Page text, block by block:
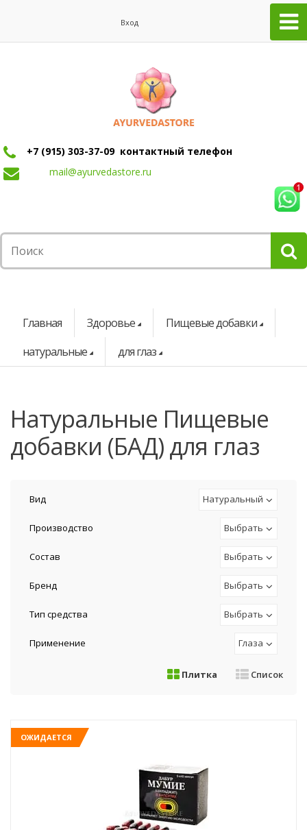
Вход
+7 (915) 303-37-09 контактный телефон
mail@ayurvedastore.ru
Главная Здоровье
Пищевые добавки
натуральные
для глаз
натуральные Пищевые
добавки (БАД) для глаз
Вид Натуральный
Производство Выбрать
Состав Выбрать
Бренд Выбрать
Тип средства Выбрать
Применение Глаза
Плитка Список
ОЖИДАЕТСЯ